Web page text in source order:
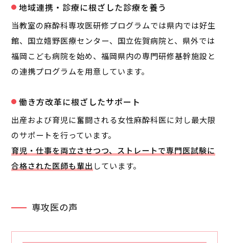
地域連携・診療に根ざした診療を養う
当教室の麻酔科専攻医研修プログラムでは県内では好生
館、国立嬉野医療センター、国立佐賀病院と、県外では
福岡こども病院を始め、福岡県内の専門研修基幹施設と
の連携プログラムを用意しています。
働き方改革に根ざしたサポート
出産および育児に奮闘される女性麻酔科医に対し最大限
のサポートを行っています。
育児・仕事を両立させつつ、ストレートで専門医試験に
合格された医師も輩出 しています。
専攻医の声